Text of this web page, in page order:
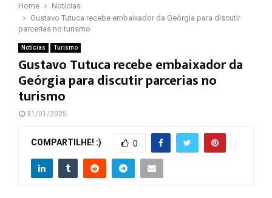
Home
Notícias
Gustavo Tutuca recebe embaixador da Geórgia para discutir
parcerias no turismo
Notícias Turismo
Gustavo Tutuca recebe embaixador da
Geórgia para discutir parcerias no
turismo
31/01/2025
COMPARTILHE! :) 0